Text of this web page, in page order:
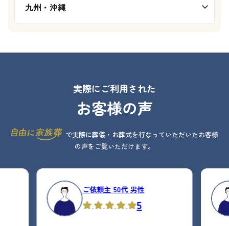
九州・沖縄
実際にご利用された
お客様の声
で実際に葬儀・お葬式を行なっていただいたお客様
の声をご覧いただけます。
ご依頼主 50代 男性
5